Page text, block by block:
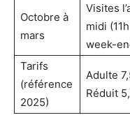
Octobre à
mars
Visites
midi
week-
Tarifs
(référence
2025)
Adulte
Réduit